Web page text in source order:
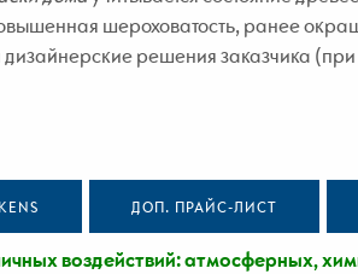
шероховатость, ранее
решения заказчика (при
ДОП. ПРАЙС-ЛИСТ
воздействий: атмосферных,